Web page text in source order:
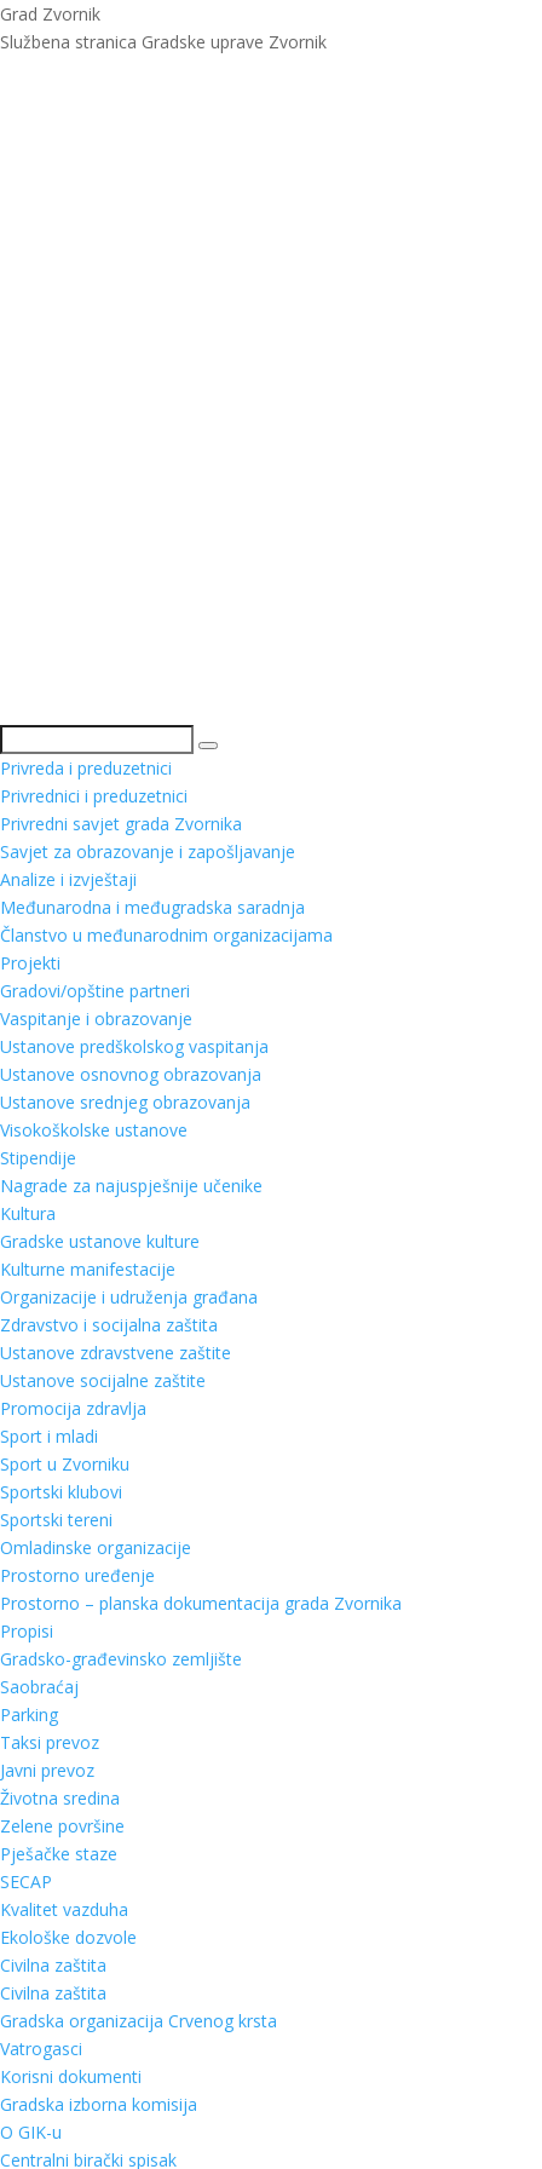
Grad Zvornik
Službena stranica Gradske uprave Zvornik
Pretraga
Privreda i preduzetnici
Privrednici i preduzetnici
Privredni savjet grada Zvornika
Savjet za obrazovanje i zapošljavanje
Analize i izvještaji
Međunarodna i međugradska saradnja
Članstvo u međunarodnim organizacijama
Projekti
Gradovi/opštine partneri
Vaspitanje i obrazovanje
Ustanove predškolskog vaspitanja
Ustanove osnovnog obrazovanja
Ustanove srednjeg obrazovanja
Visokoškolske ustanove
Stipendije
Nagrade za najuspješnije učenike
Kultura
Gradske ustanove kulture
Kulturne manifestacije
Organizacije i udruženja građana
Zdravstvo i socijalna zaštita
Ustanove zdravstvene zaštite
Ustanove socijalne zaštite
Promocija zdravlja
Sport i mladi
Sport u Zvorniku
Sportski klubovi
Sportski tereni
Omladinske organizacije
Prostorno uređenje
Prostorno – planska dokumentacija grada Zvornika
Propisi
Gradsko-građevinsko zemljište
Saobraćaj
Parking
Taksi prevoz
Javni prevoz
Životna sredina
Zelene površine
Pješačke staze
SECAP
Kvalitet vazduha
Ekološke dozvole
Civilna zaštita
Civilna zaštita
Gradska organizacija Crvenog krsta
Vatrogasci
Korisni dokumenti
Gradska izborna komisija
O GIK-u
Centralni birački spisak